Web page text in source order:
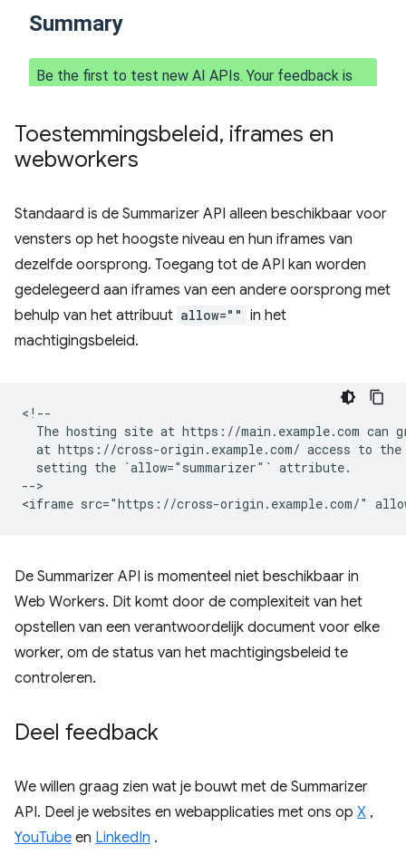
Toestemmingsbeleid, iframes en
webworkers
Standaard is de Summarizer API alleen beschikbaar voor
vensters op het hoogste niveau en hun iframes van
dezelfde oorsprong. Toegang tot de API kan worden
gedelegeerd aan iframes van een andere oorsprong met
behulp van het attribuut allow="" in het
machtigingsbeleid.
<!--
The hosting site at https://main.example.com can
at https://cross-origin.example.com/ access to
  setting the `allow="summarizer"` attribute.
-->
De Summarizer API is momenteel niet beschikbaar in
Web Workers. Dit komt door de complexiteit van het
opstellen van een verantwoordelijk document voor elke
worker, om de status van het machtigingsbeleid te
controleren.
Deel feedback
We willen graag zien wat je bouwt met de Summarizer
API. Deel je websites en webapplicaties met ons op X ,
YouTube en LinkedIn .